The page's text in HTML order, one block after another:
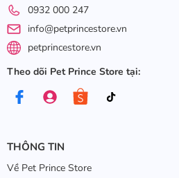
0932 000 247
info@petprincestore.vn
petprincestore.vn
Theo dõi Pet Prince Store tại:
THÔNG TIN
Về Pet Prince Store